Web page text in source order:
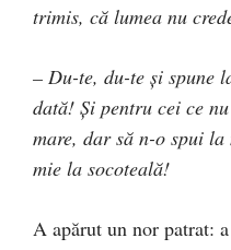
trimis, că lumea nu
– Du-te, du-te şi spune
dată! Şi pentru cei ce
mare, dar să n-o spui
mie la socoteală!
A apărut un nor patrat: